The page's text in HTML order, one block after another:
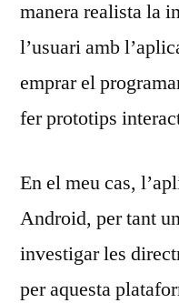
manera realista la
l’usuari amb
emprar el
fer prototips
En el meu cas,
Android, per tant
investigar les
per aquesta